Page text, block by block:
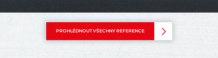
PROHLÉDNOUT VŠECHNY REFERENCE